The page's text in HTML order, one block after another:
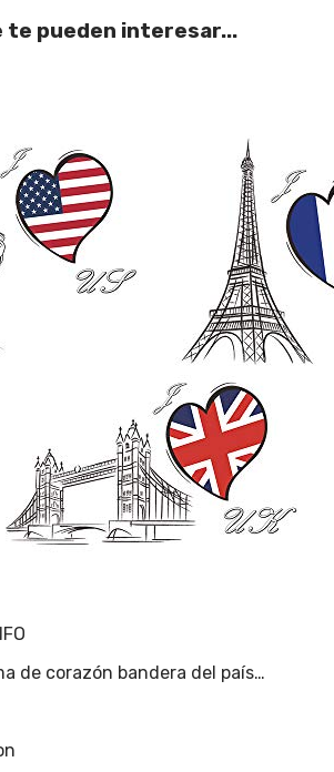
te pueden interesar...
de corazón bandera del país…